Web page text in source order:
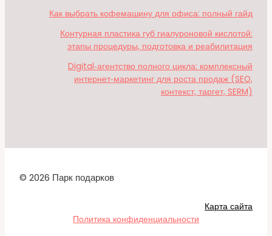
Как выбрать кофемашину для офиса: полный гайд
Контурная пластика губ гиалуроновой кислотой:
этапы процедуры, подготовка и реабилитация
Digital‑агентство полного цикла: комплексный
интернет‑маркетинг для роста продаж (SEO,
контекст, таргет, SERM)
© 2026 Парк подарков
Карта сайта
Политика конфиденциальности